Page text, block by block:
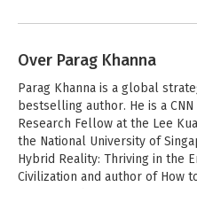
Over Parag Khanna
Parag Khanna is a global
bestselling author. He is a
Research Fellow at the Lee
the National University of
Hybrid Reality: Thriving in the
Civilization and author of How